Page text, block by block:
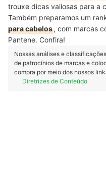
trouxe dicas valiosas para a
Também preparamos um
para cabelos, com marcas
Pantene. Confira!
Nossas análises e
de patrocínios de marcas e
compra por meio dos nossos
Diretrizes de Conteúdo